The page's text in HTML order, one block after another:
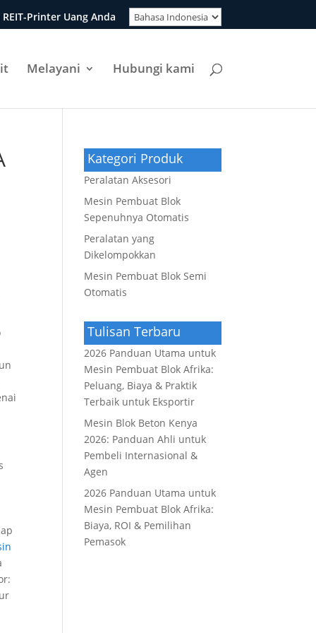
Printer Uang Anda
Melayani Hubungi kami
Kategori Produk
Peralatan Aksesori
Mesin Pembuat Blok
Sepenuhnya Otomatis
Peralatan yang
Dikelompokkan
Mesin Pembuat Blok Semi
Otomatis
Tulisan Terbaru
2026 Panduan Utama untuk
Mesin Pembuat Blok Afrika:
Peluang, Biaya & Praktik
Terbaik untuk Eksportir
Mesin Blok Beton Kenya
2026: Panduan Ahli untuk
Pembeli Internasional &
Agen
2026 Panduan Utama untuk
Mesin Pembuat Blok Afrika:
Biaya, ROI & Pemilihan
Pemasok